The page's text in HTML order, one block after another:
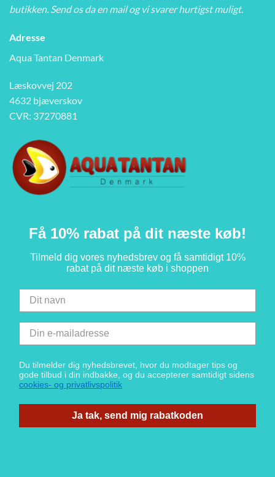
butikken. Send os da en mail og vi svarer hurtigst muligt.
Adresse
Aqua Tantan Denmark
Læskovvej 202
4632 bjæverskov
CVR: 37270881
Få 10% rabat på dit næste køb!
Tilmeld dig vores nyhedsbrev og få samtidigt 10%
rabat på dit næste køb i shoppen
Du tilmelder dig nyhedsbrevet, hvor du modtager tips og
gode tilbud i din indbakke, og du accepterer samtidigt sidens
cookies- og privatlivspolitik
Ja tak, send mig rabatkoden